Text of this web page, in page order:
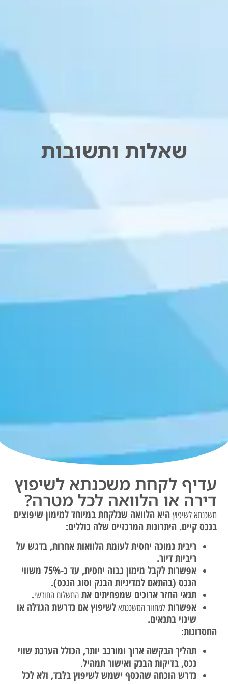
שאלות ותשובות
עדיף לקחת משכנתא לשיפוץ
דירה או הלוואה לכל מטרה?
משכנתא לשיפוץ היא הלוואה שנלקחת במיוחד למימון שיפוצים
בנכס קיים. היתרונות המרכזיים שלה כוללים:
ריבית נמוכה יחסית לעומת הלוואות אחרות, בדגש על
ריביות דיור.
אפשרות לקבל מימון גבוה יחסית, עד כ-75% משווי
הנכס (בהתאם למדיניות הבנק וסוג הנכס).
תנאי החזר ארוכים שמפחיתים אתהתשלום החודשי.
אפשרותלמחזור המשכנתאלשיפוץ אם נדרשת הגדלה או
שינוי בתנאים.
החסרונות:
תהליך הבקשה ארוך ומורכב יותר, הכולל הערכת שווי
נכס, בדיקות הבנק ואישור תמהיל.
נדרש הוכחה שהכסף ישמש לשיפוץ בלבד, ולא לכל